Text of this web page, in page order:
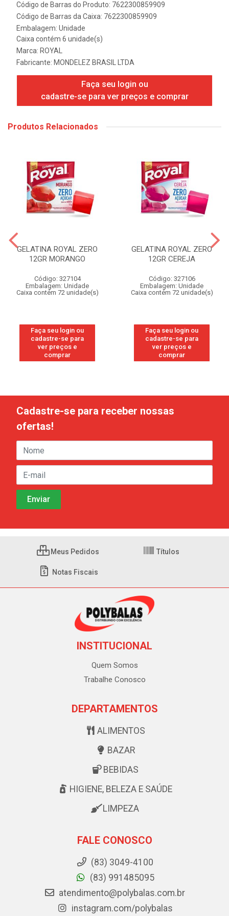
Código de Barras do Produto: 7622300859909
Código de Barras da Caixa: 7622300859909
Embalagem: Unidade
Caixa contém 6 unidade(s)
Marca: ROYAL
Fabricante: MONDELEZ BRASIL LTDA
Faça seu login ou
cadastre-se para ver preços e comprar
Produtos Relacionados
GELATINA ROYAL ZERO
12GR MORANGO
Código: 327104
Embalagem: Unidade
Caixa contém 72 unidade(s)
Faça seu login ou
cadastre-se para
ver preços e
comprar
GELATINA ROYAL ZERO
12GR CEREJA
Código: 327106
Embalagem: Unidade
Caixa contém 72 unidade(s)
Faça seu login ou
cadastre-se para
ver preços e
comprar
Cadastre-se para receber nossas
ofertas!
Meus Pedidos Títulos
Notas Fiscais
INSTITUCIONAL
Quem Somos
Trabalhe Conosco
DEPARTAMENTOS
ALIMENTOS
BAZAR
BEBIDAS
HIGIENE, BELEZA E SAÚDE
LIMPEZA
FALE CONOSCO
(83) 3049-4100
(83) 991485095
atendimento@polybalas.com.br
instagram.com/polybalas